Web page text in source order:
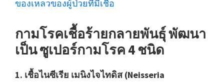
ของเหลวของผู้ป่วยที่มีเชื้อ
กามโรคเชื้อร้ายกลายพันธุ์ พัฒนา
เป็น ซูเปอร์กามโรค 4 ชนิด
1. เชื้อไนซีเรีย เมนิงไจไทดิส (Neisseria